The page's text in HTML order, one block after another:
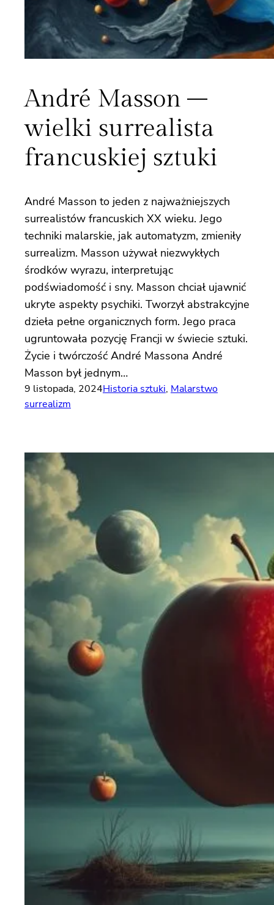
André Masson –
wielki surrealista
francuskiej sztuki
André Masson to jeden z najważniejszych
surrealistów francuskich XX wieku. Jego
techniki malarskie, jak automatyzm, zmieniły
surrealizm. Masson używał niezwykłych
środków wyrazu, interpretując
podświadomość i sny. Masson chciał ujawnić
ukryte aspekty psychiki. Tworzył abstrakcyjne
dzieła pełne organicznych form. Jego praca
ugruntowała pozycję Francji w świecie sztuki.
Życie i twórczość André Massona André
Masson był jednym…
9 listopada, 2024Historia sztuki, Malarstwo
surrealizm